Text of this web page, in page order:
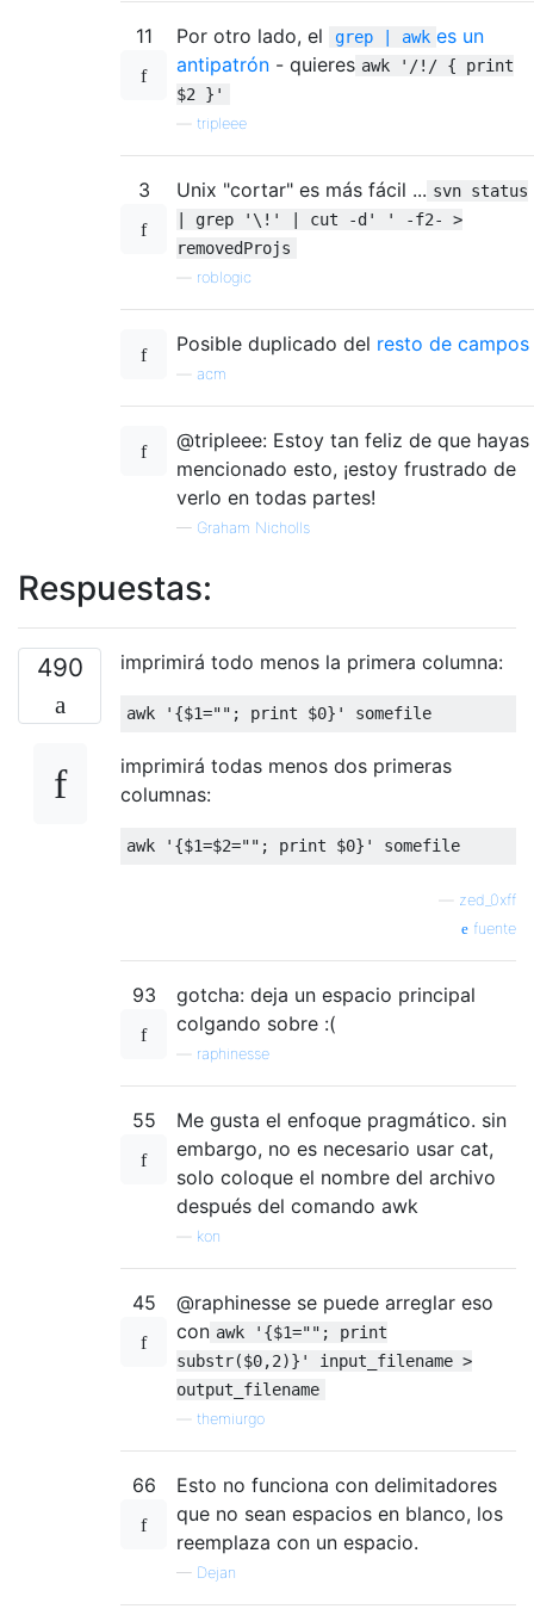
11 Por otro lado, el grep | awk es un
antipatrón - quieres awk '/!/ { print
$2 }'
tripleee
3 Unix "cortar" es más fácil ... svn status
| grep '\!' | cut -d' ' -f2- >
removedProjs
roblogic
Posible duplicado del resto de campos
acm
@tripleee: Estoy tan feliz de que hayas
mencionado esto, ¡estoy frustrado de
verlo en todas partes!
— Graham Nicholls
Respuestas:
490 imprimirá todo menos la primera columna:
awk '{$1=""; print $0}' somefile
imprimirá todas menos dos primeras
columnas:
awk '{$1=$2=""; print $0}' somefile
zed_0xff
fuente
93
gotcha: deja un espacio principal
colgando sobre :(
raphinesse
55
Me gusta el enfoque pragmático. sin
embargo, no es necesario usar cat,
solo coloque el nombre del archivo
después del comando awk
kon
45
@raphinesse se puede arreglar eso
con awk '{$1=""; print
substr($0,2)}' input_filename >
output_filename
themiurgo
66
Esto no funciona con delimitadores
que no sean espacios en blanco, los
reemplaza con un espacio.
— Dejan